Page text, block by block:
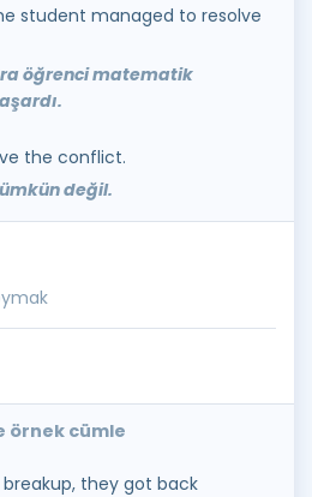
student managed to resolve
öğrenci matematik
the conflict.
değil.
örnek cümle
they got back